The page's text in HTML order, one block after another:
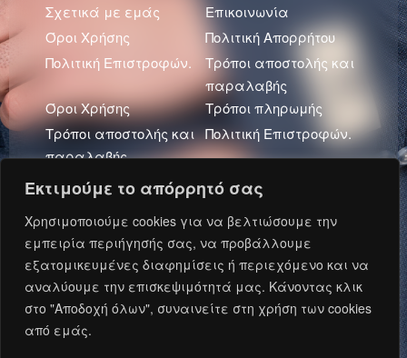
Εκτιμούμε το απόρρητό σας
Χρησιμοποιούμε cookies για να βελτιώσουμε την
εμπειρία περιήγησής σας, να προβάλλουμε
εξατομικευμένες διαφημίσεις ή περιεχόμενο και να
αναλύουμε την επισκεψιμότητά μας. Κάνοντας κλικ
στο "Αποδοχή όλων", συναινείτε στη χρήση των cookies
από εμάς.
Σχετικά με εμάς
Επικοινωνία
Όροι Χρήσης
Πολιτική Απορρήτου
Πολιτική Επιστροφών.
Τρόποι αποστολής και
παραλαβής
Όροι Χρήσης
Τρόποι πληρωμής
Τρόποι αποστολής και
παραλαβής
Πολιτική Επιστροφών.
Πολιτική Απορρήτου
Πρόσφατα Άρθρα
Ανάπτυξη και Φιλοξενία: Oxford Metadata © 2026.